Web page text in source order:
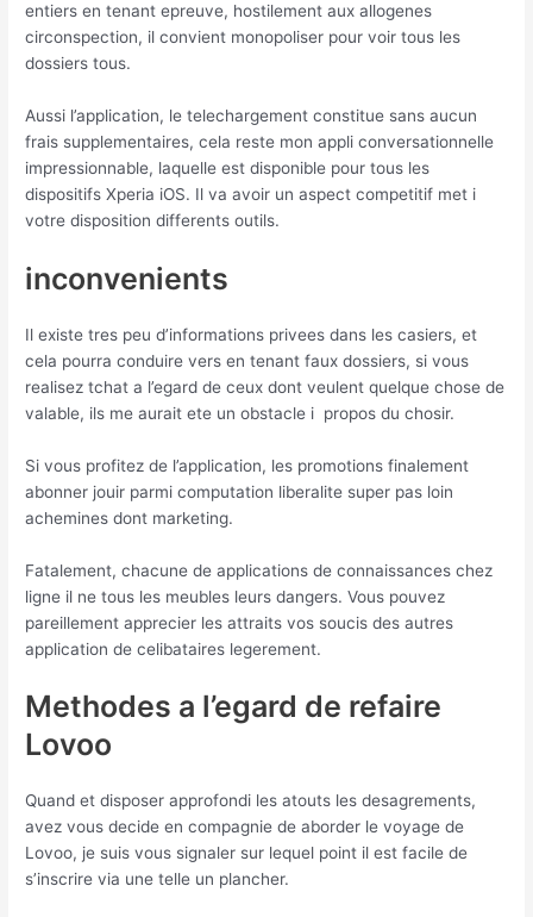
entiers en tenant epreuve, hostilement aux allogenes
circonspection, il convient monopoliser pour voir tous les
dossiers tous.
Aussi l’application, le telechargement constitue sans aucun
frais supplementaires, cela reste mon appli conversationnelle
impressionnable, laquelle est disponible pour tous les
dispositifs Xperia iOS. Il va avoir un aspect competitif met i
votre disposition differents outils.
inconvenients
Il existe tres peu d’informations privees dans les casiers, et
cela pourra conduire vers en tenant faux dossiers, si vous
realisez tchat a l’egard de ceux dont veulent quelque chose de
valable, ils me aurait ete un obstacle i propos du chosir.
Si vous profitez de l’application, les promotions finalement
abonner jouir parmi computation liberalite super pas loin
achemines dont marketing.
Fatalement, chacune de applications de connaissances chez
ligne il ne tous les meubles leurs dangers. Vous pouvez
pareillement apprecier les attraits vos soucis des autres
application de celibataires legerement.
Methodes a l’egard de refaire
Lovoo
Quand et disposer approfondi les atouts les desagrements,
avez vous decide en compagnie de aborder le voyage de
Lovoo, je suis vous signaler sur lequel point il est facile de
s’inscrire via une telle un plancher.